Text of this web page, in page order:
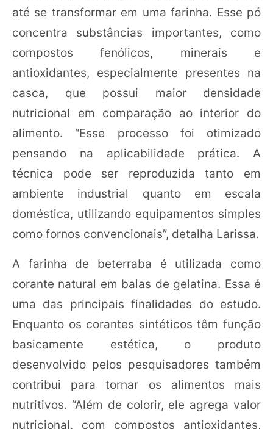
até se transformar em uma farinha. Esse pó
concentra substâncias importantes, como
compostos fenólicos, minerais e
antioxidantes, especialmente presentes na
casca, que possui maior densidade
nutricional em comparação ao interior do
alimento. “Esse processo foi otimizado
pensando na aplicabilidade prática. A
técnica pode ser reproduzida tanto em
ambiente industrial quanto em escala
doméstica, utilizando equipamentos simples
como fornos convencionais”, detalha Larissa.
A farinha de beterraba é utilizada como
corante natural em balas de gelatina. Essa é
uma das principais finalidades do estudo.
Enquanto os corantes sintéticos têm função
basicamente estética, o produto
desenvolvido pelos pesquisadores também
contribui para tornar os alimentos mais
nutritivos. “Além de colorir, ele agrega valor
nutricional, com compostos antioxidantes,